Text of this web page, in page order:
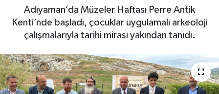
Adıyaman’da Müzeler Haftası Perre Antik
Kenti’nde başladı, çocuklar uygulamalı arkeoloji
çalışmalarıyla tarihi mirası yakından tanıdı.